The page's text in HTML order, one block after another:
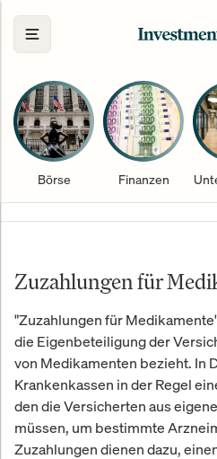
Börse Finanzen
Zuzahlungen für
"Zuzahlungen für
die Eigenbeteiligung der
von Medikamenten bezieht. In
Krankenkassen in der Regel
den die Versicherten aus
müssen, um bestimmte
Zuzahlungen dienen dazu,